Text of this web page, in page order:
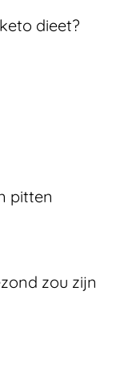
dieet?
pitten
zou zijn